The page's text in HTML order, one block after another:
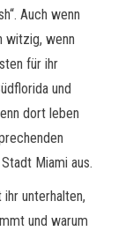
Auch wenn
witzig, wenn
für ihr
und
dort leben
Miami aus.
unterhalten,
und warum